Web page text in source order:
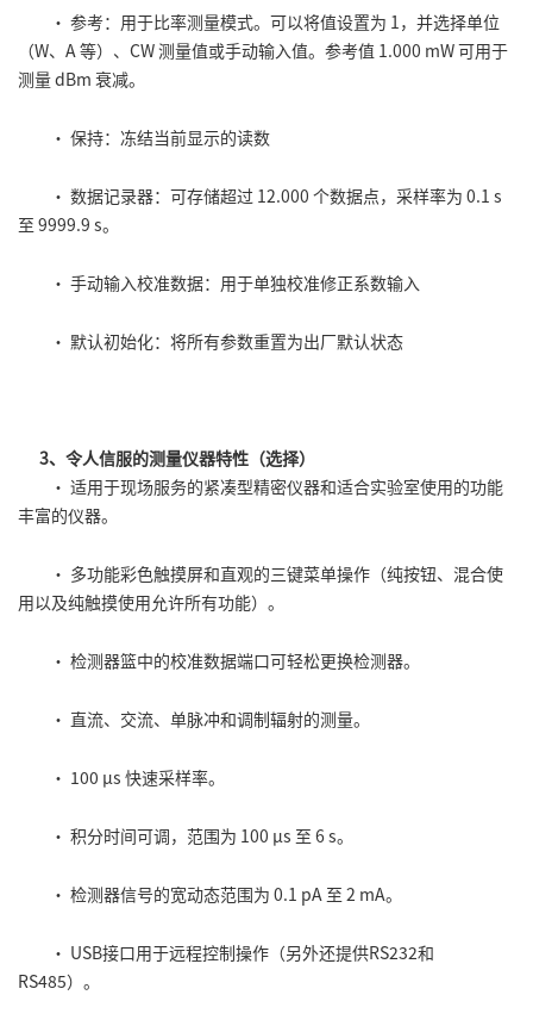
• 参考：用于比率测量模式。可以将值设置为 1，并选择单位
（W、A 等）、CW 测量值或手动输入值。参考值 1.000 mW 可用于
测量 dBm 衰减。
• 保持：冻结当前显示的读数
• 数据记录器：可存储超过 12.000 个数据点，采样率为 0.1 s
至 9999.9 s。
• 手动输入校准数据：用于单独校准修正系数输入
• 默认初始化：将所有参数重置为出厂默认状态
3、令人信服的测量仪器特性（选择）
• 适用于现场服务的紧凑型精密仪器和适合实验室使用的功能
丰富的仪器。
• 多功能彩色触摸屏和直观的三键菜单操作（纯按钮、混合使
用以及纯触摸使用允许所有功能）。
• 检测器篮中的校准数据端口可轻松更换检测器。
• 直流、交流、单脉冲和调制辐射的测量。
• 100 µs 快速采样率。
• 积分时间可调，范围为 100 µs 至 6 s。
• 检测器信号的宽动态范围为 0.1 pA 至 2 mA。
• USB接口用于远程控制操作（另外还提供RS232和
RS485）。